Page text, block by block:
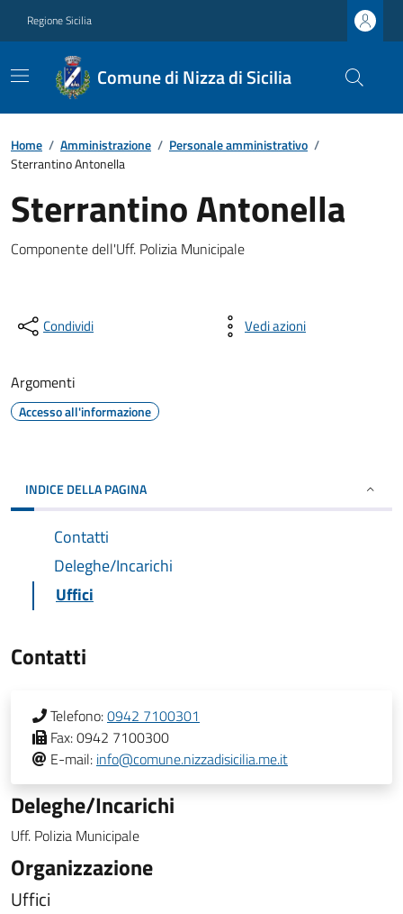
Regione Sicilia
Comune di Nizza di Sicilia
Home / Amministrazione / Personale amministrativo /
Sterrantino Antonella
Sterrantino Antonella
Componente dell'Uff. Polizia Municipale
Condividi Vedi azioni
Argomenti
Accesso all'informazione
INDICE DELLA PAGINA
Contatti
Deleghe/Incarichi
Uffici
Contatti
Telefono:0942 7100301
Fax:0942 7100300
E-mail: info@comune.nizzadisicilia.me.it
Deleghe/Incarichi
Uff. Polizia Municipale
Organizzazione
Uffici